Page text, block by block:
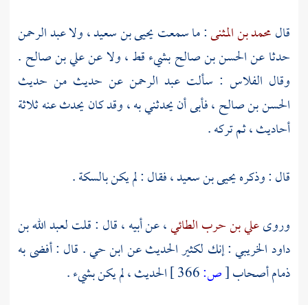
قالمحمد بن المثنى: ما سمعتيحيى بن سعيد، ولاعبد الرحمن
حدثا عنالحسن بن صالحبشيء قط ، ولا عنعلي بن صالح .
وقال الفلاس : سألتعبد الرحمن عن حديث من حديث
الحسن بن صالح، فأبى أن يحدثني به ، وقد كان يحدث عنه ثلاثة
أحاديث ، ثم تركه .
قال : وذكرهيحيى بن سعيد، فقال : لم يكن بالسكة .
وروىعلي بن حرب الطائي، عن أبيه ، قال : قلتلعبد الله بن
داود الخريبي: إنك لكثير الحديث عنابن حي. قال : أفضى به
ذمام أصحاب[ص:
الحديث ، لم يكن بشيء .